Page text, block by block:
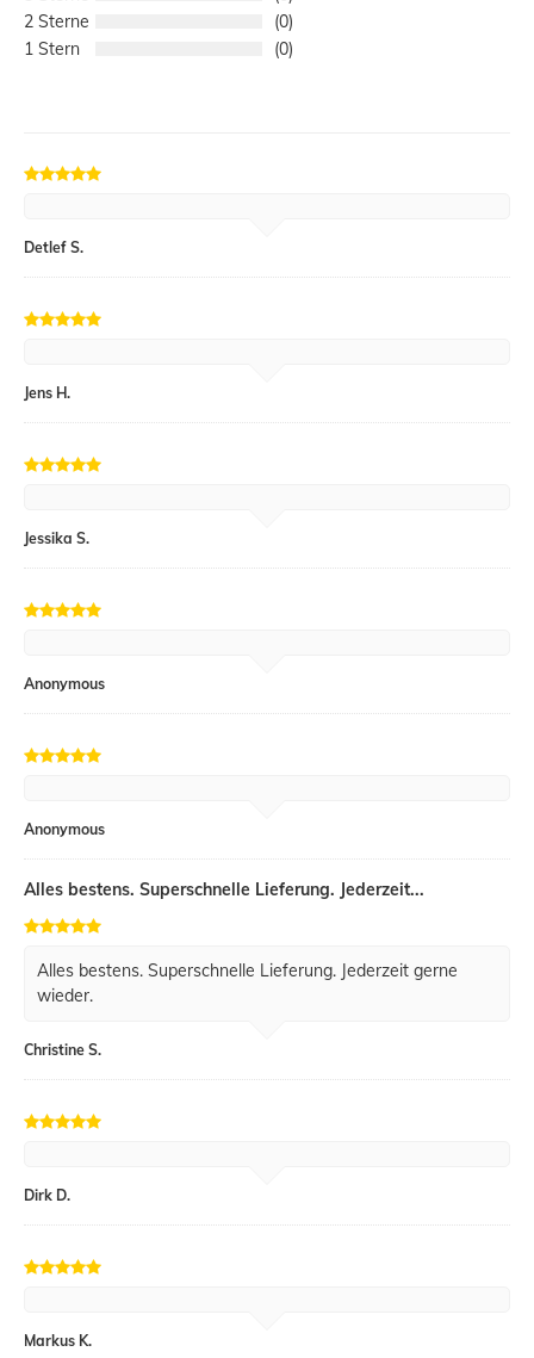
2
0
1
0
Detlef S.
Jens H.
Jessika S.
Anonymous
Anonymous
Alles bestens. Superschnelle Lieferung. Jederzeit...
Alles bestens. Superschnelle Lieferung. Jederzeit gerne
wieder.
Christine S.
Dirk D.
Markus K.